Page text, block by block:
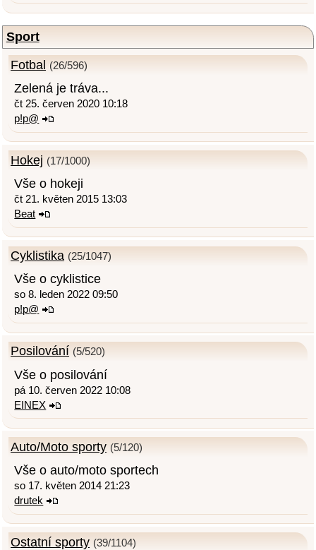
Sport
Fotbal (26/596)
Zelená je tráva...
čt 25. červen 2020 10:18
p!p@
Hokej (17/1000)
Vše o hokeji
čt 21. květen 2015 13:03
Beat
Cyklistika (25/1047)
Vše o cyklistice
so 8. leden 2022 09:50
p!p@
Posilování (5/520)
Vše o posilování
pá 10. červen 2022 10:08
EINEX
Auto/Moto sporty (5/120)
Vše o auto/moto sportech
so 17. květen 2014 21:23
drutek
Ostatní sporty (39/1104)